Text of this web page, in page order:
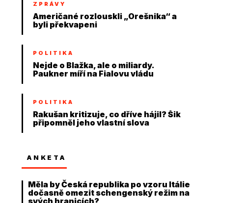
ZPRÁVY
Američané rozlouskli „Orešnika“ a
byli překvapeni
POLITIKA
Nejde o Blažka, ale o miliardy.
Paukner míří na Fialovu vládu
POLITIKA
Rakušan kritizuje, co dříve hájil? Šik
připomněl jeho vlastní slova
ANKETA
Měla by Česká republika po vzoru Itálie
dočasně omezit schengenský režim na